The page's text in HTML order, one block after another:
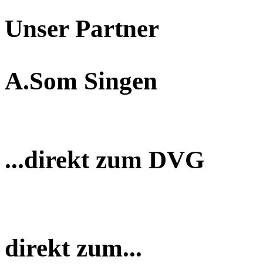
Unser Partner
A.Som Singen
...direkt zum DVG
direkt zum...